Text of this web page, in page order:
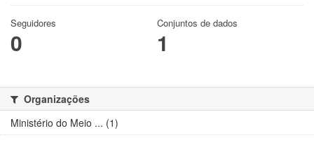
Seguidores
0
Conjuntos de dados
1
Organizações
Ministério do Meio ... (1)